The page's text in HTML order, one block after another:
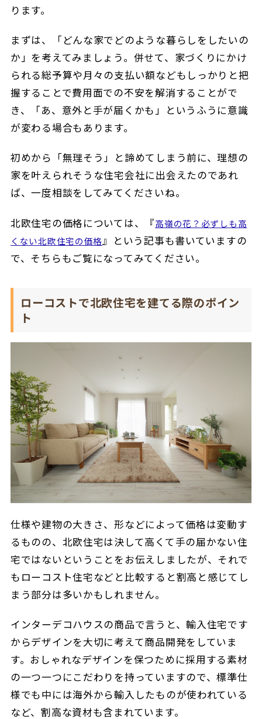
ります。
まずは、「どんな家でどのような暮らしをしたいの
か」を考えてみましょう。併せて、家づくりにかけ
られる総予算や月々の支払い額などもしっかりと把
握することで費用面での不安を解消することがで
き、「あ、意外と手が届くかも」というふうに意識
が変わる場合もあります。
初めから「無理そう」と諦めてしまう前に、理想の
家を叶えられそうな住宅会社に出会えたのであれ
ば、一度相談をしてみてくださいね。
北欧住宅の価格については、『高嶺の花？必ずしも高
くない北欧住宅の価格』という記事も書いていますの
で、そちらもご覧になってみてください。
ローコストで北欧住宅を建てる際のポイン
ト
仕様や建物の大きさ、形などによって価格は変動す
るものの、北欧住宅は決して高くて手の届かない住
宅ではないということをお伝えしましたが、それで
もローコスト住宅などと比較すると割高と感じてし
まう部分は多いかもしれません。
インターデコハウスの商品で言うと、輸入住宅です
からデザインを大切に考えて商品開発をしていま
す。おしゃれなデザインを保つために採用する素材
の一つ一つにこだわりを持っていますので、標準仕
様でも中には海外から輸入したものが使われている
など、割高な資材も含まれています。